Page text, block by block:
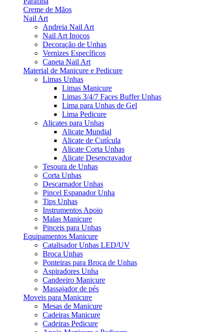
Creme de Mãos
Nail Art
Andreia Nail Art
Nail Art Inocos
Decoração de Unhas
Vernizes Específicos
Caneta Nail Art
Material de Manicure e Pedicure
Limas Unhas
Limas Manicure
Limas 3/4/7 Faces Buffer Unhas
Lima para Unhas de Gel
Lima Pedicure
Alicates para Unhas
Alicate Mundial
Alicate de Cutícula
Alicate Corta Unhas
Alicate Desencravador
Tesoura de Unhas
Corta Unhas
Descarnador Unhas
Pincel Espanador Unha
Tips Unhas
Instrumentos Apoio
Malas Manicure
Pinceis para Unhas
Equipamentos Manicure
Catalisador Unhas LED/UV
Broca Unhas
Ponteiras para Broca de Unhas
Aspiradores Unha
Candeeiro Manicure
Massajador de pés
Moveis para Manicure
Mesas de Manicure
Cadeiras Manicure
Cadeiras Pedicure